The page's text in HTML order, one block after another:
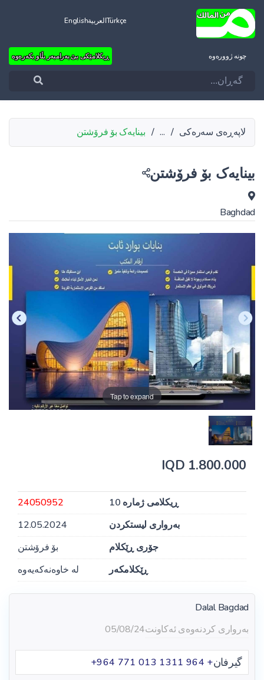
TürkçeالعربيةEnglish
چونه‌ ژووره‌وه‌ ڕیکلامێکی بێ بەرامبەر بڵاو بکەرەوە
لاپەڕەی سەرەکی /
...
/ بینایەک بۆ فرۆشتن
بینایەک بۆ فرۆشتن
Baghdad
Tap to expand
1.800.000 IQD
ڕیکلامی ژمارە 10
24050952
بەرواری لیستکردن
12.05.2024
جۆری ڕێکلام
بۆ فرۆشتن
ڕێکلامکەر
لە خاوەنەکەیەوە
Dalal Bagdad
بەرواری کردنەوەی ئەکاونت05/08/24
گیرفان+ 964 ‪+964 771 013 1311‬